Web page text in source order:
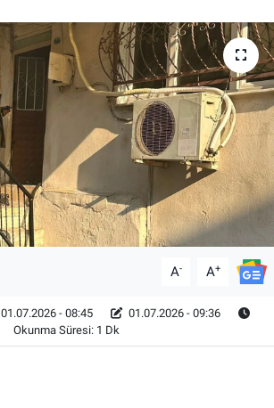
A- A+
01.07.2026 - 08:45
01.07.2026 - 09:36
Okunma Süresi: 1 Dk